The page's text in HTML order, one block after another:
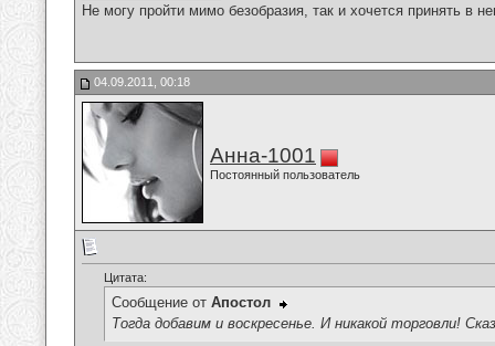
Не могу пройти мимо безобразия, так и хочется принять в
04.09.2011, 00:18
Анна-1001
Постоянный пользователь
Цитата:
Сообщение от Апостол
Тогда добавим и воскресенье. И никакой торговли!